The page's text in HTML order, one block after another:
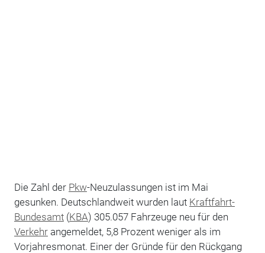
Die Zahl der Pkw-Neuzulassungen ist im Mai
gesunken. Deutschlandweit wurden laut Kraftfahrt-
Bundesamt(KBA) 305.057 Fahrzeuge neu für den
Verkehrangemeldet, 5,8 Prozent weniger als im
Vorjahresmonat. Einer der Gründe für den Rückgang